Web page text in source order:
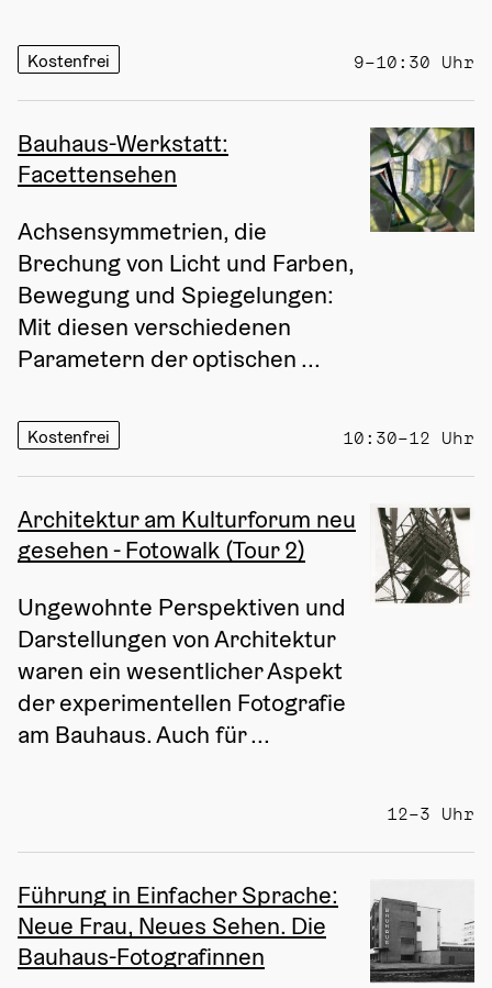
Kostenfrei 9–10:30 Uhr
Bauhaus-Werkstatt:
Facettensehen
Achsensymmetrien, die
Brechung von Licht und Farben,
Bewegung und Spiegelungen:
Mit diesen verschiedenen
Parametern der optischen ...
Kostenfrei 10:30–12 Uhr
Architektur am Kulturforum neu
gesehen - Fotowalk (Tour 2)
Ungewohnte Perspektiven und
Darstellungen von Architektur
waren ein wesentlicher Aspekt
der experimentellen Fotografie
am Bauhaus. Auch für ...
12–3 Uhr
Führung in Einfacher Sprache:
Neue Frau, Neues Sehen. Die
Bauhaus-Fotografinnen